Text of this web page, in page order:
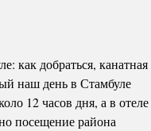
как добраться, канатная
наш день в Стамбуле
12 часов дня, а в отеле
посещение района